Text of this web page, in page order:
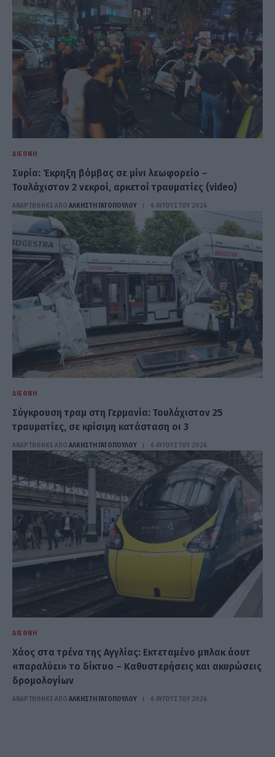
ΔΙΕΘΝΉ
Συρία: Έκρηξη βόμβας σε μίνι λεωφορείο –
Τουλάχιστον 2 νεκροί, αρκετοί τραυματίες (video)
ΑΝΑΡΤΗΘΗΚΕ ΑΠΟ ΆΛΚΗΣΤΗ ΓΑΤΟΠΟΎΛΟΥ 6 ΑΥΓΟΎΣΤΟΥ 2026
ΔΙΕΘΝΉ
Σύγκρουση τραμ στη Γερμανία: Τουλάχιστον 25
τραυματίες, σε κρίσιμη κατάσταση οι 3
ΑΝΑΡΤΗΘΗΚΕ ΑΠΟ ΆΛΚΗΣΤΗ ΓΑΤΟΠΟΎΛΟΥ 6 ΑΥΓΟΎΣΤΟΥ 2026
ΔΙΕΘΝΉ
Χάος στα τρένα της Αγγλίας: Εκτεταμένο μπλακ άουτ
«παραλύει» το δίκτυο – Καθυστερήσεις και ακυρώσεις
δρομολογίων
ΑΝΑΡΤΗΘΗΚΕ ΑΠΟ ΆΛΚΗΣΤΗ ΓΑΤΟΠΟΎΛΟΥ 6 ΑΥΓΟΎΣΤΟΥ 2026